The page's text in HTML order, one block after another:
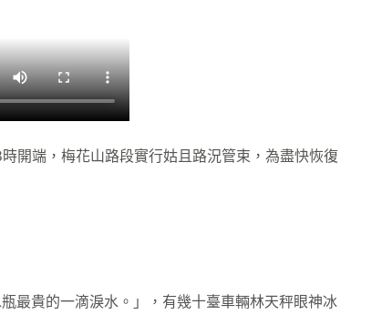
開端，梅花山路段實行姑且路況管束，為盡快恢復
最貴的一滴淚水。」，有幾十臺車輛林天秤眼神冰